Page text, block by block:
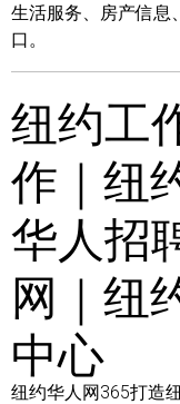
生活服务、房产信息
口。
纽约工
作｜纽
华人招
网｜纽
中心
纽约华人网365打造